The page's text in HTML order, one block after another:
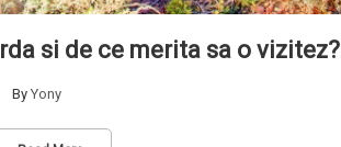
si de ce merita sa o vizitez?
By Yony